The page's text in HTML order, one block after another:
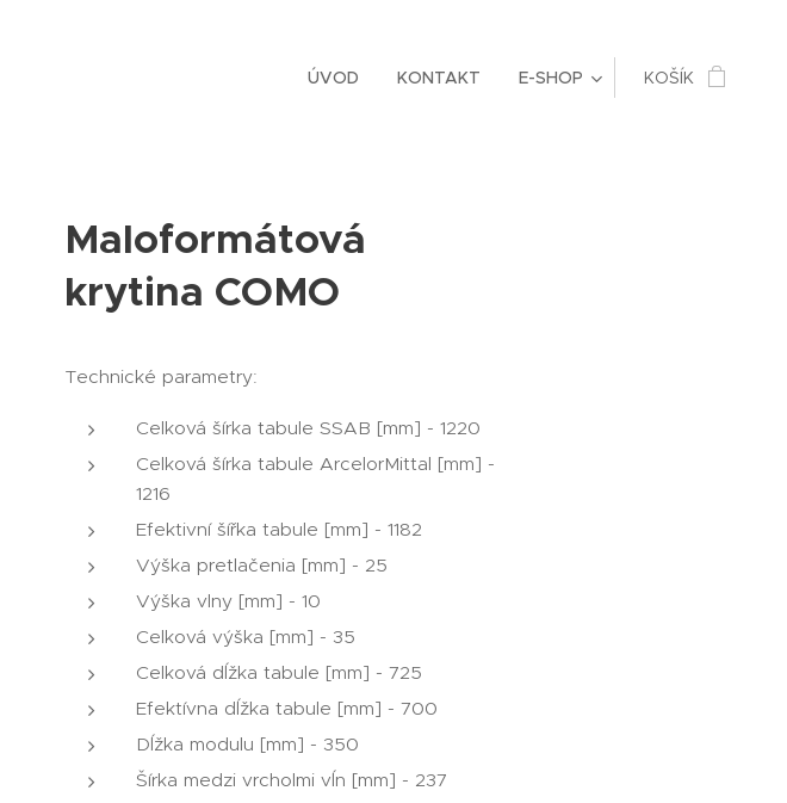
ÚVOD KONTAKT E-SHOP KOŠÍK
Maloformátová
krytina COMO
Technické parametry:
Celková šírka tabule SSAB [mm] - 1220
Celková šírka tabule ArcelorMittal [mm] -
1216
Efektivní šířka tabule [mm] - 1182
Výška pretlačenia [mm] - 25
Výška vlny [mm] - 10
Celková výška [mm] - 35
Celková dĺžka tabule [mm] - 725
Efektívna dĺžka tabule [mm] - 700
Dĺžka modulu [mm] - 350
Šírka medzi vrcholmi vĺn [mm] - 237